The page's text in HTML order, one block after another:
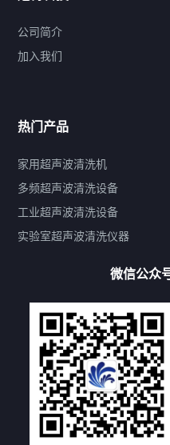
产品标签
鼓泡 升降 抛动
带加热
功率可调
双波脱气
机械旋钮系列
厨具清洗机
超声波振板
高尔夫球杆
大型单槽带过滤系列
全自
客户定制非标机参考
双槽
轮胎清洗机
多频 扫频
文章标签
超声波清洗机定制
超声波
公司简介
加入我们
热门产品
家用超声波清洗机
多频超声波清洗设备
工业超声波清洗设备
实验室超声波清洗仪器
微信公众